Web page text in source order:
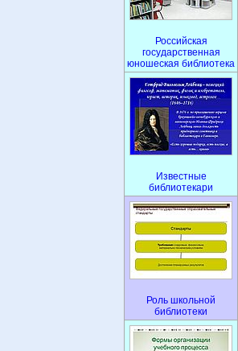
Российская
государственная
юношеская библиотека
Известные
библиотекари
Роль школьной
библиотеки